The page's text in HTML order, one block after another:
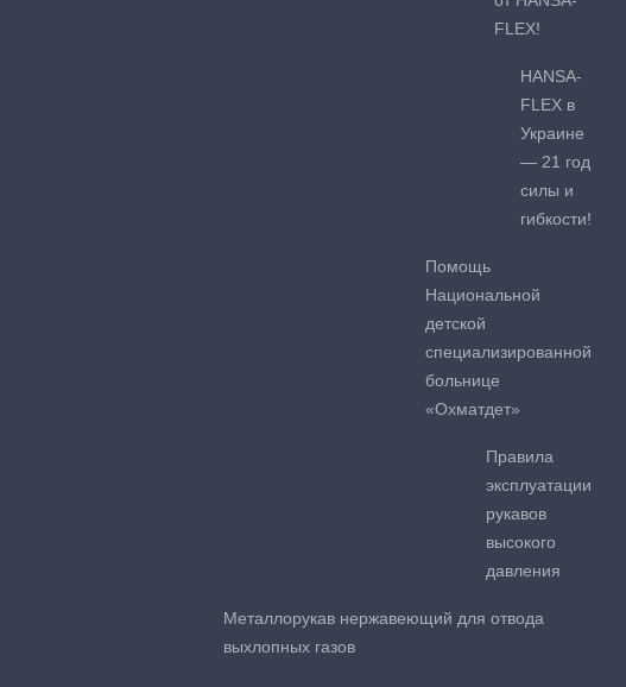
FLEX!
HANSA-
FLEX в
Украине
— 21 год
силы и
гибкости!
Помощь
Национальной
детской
специализированной
больнице
«Охматдет»
Правила
эксплуатации
рукавов
высокого
давления
Металлорукав нержавеющий для отвода
выхлопных газов